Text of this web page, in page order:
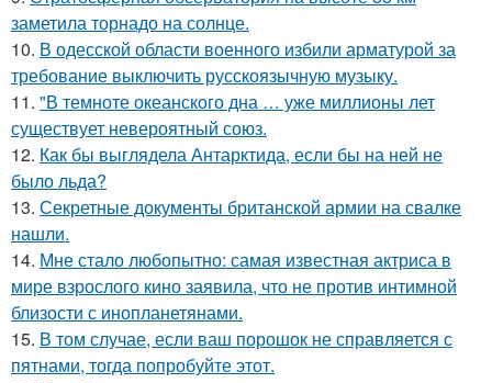
заметила торнадо на солнце.
10. В одесской области военного избили арматурой за
требование выключить русскоязычную музыку.
11. "В темноте океанского дна … уже миллионы лет
существует невероятный союз.
12. Как бы выглядела Антарктида, если бы на ней не
было льда?
13. Секретные документы британской армии на свалке
нашли.
14. Мне стало любопытно: самая известная актриса в
мире взрослого кино заявила, что не против интимной
близости с инопланетянами.
15. В том случае, если ваш порошок не справляется с
пятнами, тогда попробуйте этот.